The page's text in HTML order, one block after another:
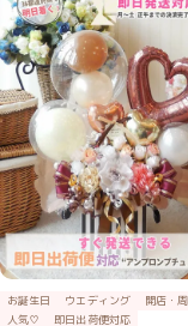
お誕生日 ウエディング
開店・
人気♡
即日出荷便対応